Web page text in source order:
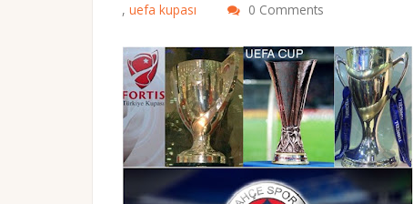
, uefa kupası 0 Comments